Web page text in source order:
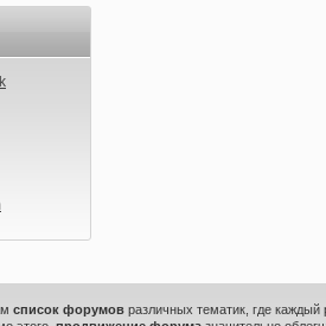
список форумов различных тематик, где